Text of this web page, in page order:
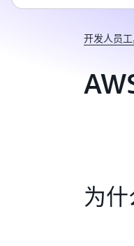
开发人员
为什